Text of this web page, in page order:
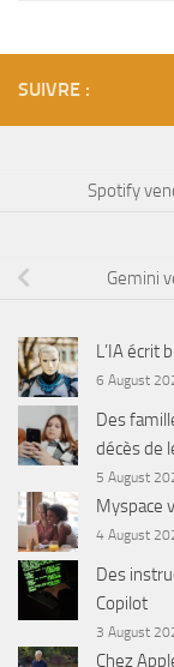
SUIVRE :
Spotify
Gemini
L’IA écrit
6 August
Des
décès de
5 August
Myspace
4 August
Des
Copilot
3 August
Chez